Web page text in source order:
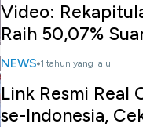
Video:
Raih 50,07%
NEWS 1 tahun yang lalu
Link Resmi Real
se-Indonesia,